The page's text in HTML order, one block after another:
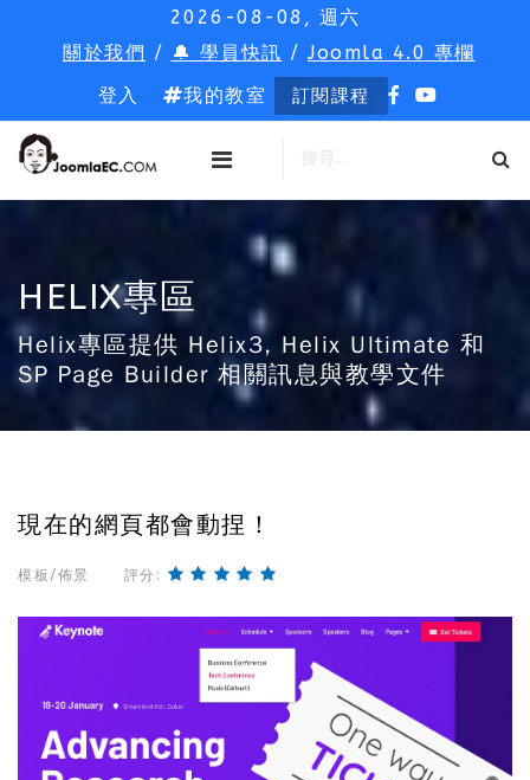
2026-08-08, 週六
關於我們 / 🔔 學員快訊 /Joomla 4.0 專欄
登入
我的教室 訂閱課程
HELIX專區
Helix專區提供 Helix3, Helix Ultimate 和
SP Page Builder 相關訊息與教學文件
現在的網頁都會動捏！
模板/佈景 評分: